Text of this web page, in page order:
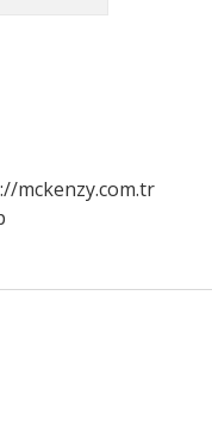
mckenzy.com.tr